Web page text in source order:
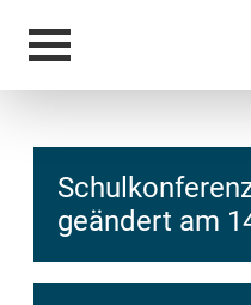
hcs
geändert am